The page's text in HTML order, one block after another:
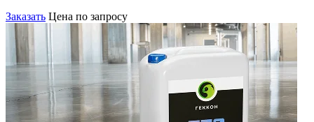
Заказать Цена по запросу